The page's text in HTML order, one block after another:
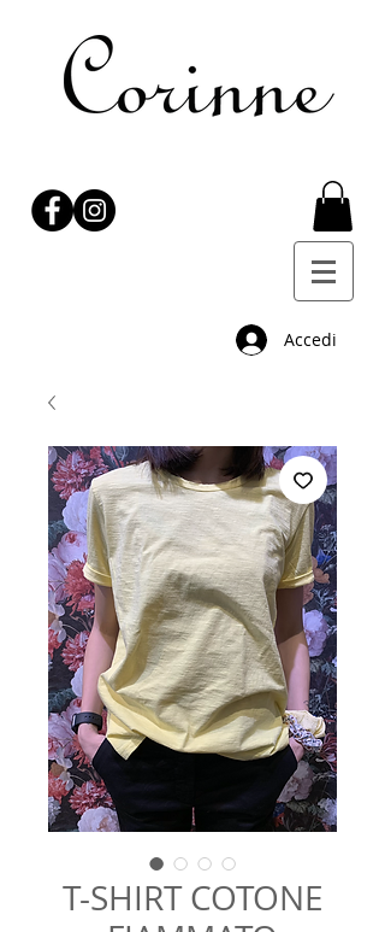
Accedi
T-SHIRT COTONE